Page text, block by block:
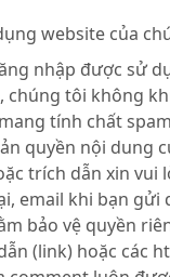
website của
nhập được sử
chúng tôi không
tính chất
quyền nội dung
trích dẫn xin vui
email khi bạn gửi
bảo vệ quyền
(link) hoặc các